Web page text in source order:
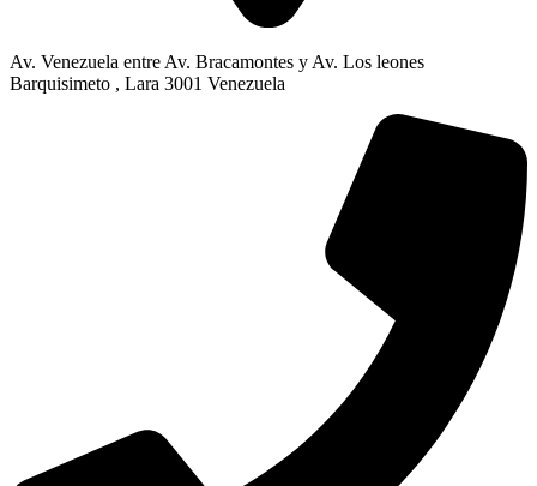
Av. Venezuela entre Av. Bracamontes y Av. Los leones
Barquisimeto , Lara 3001 Venezuela